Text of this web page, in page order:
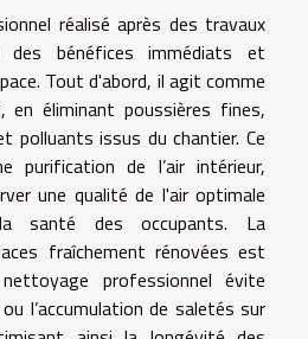
réalisé après des travaux
bénéfices immédiats et
Tout d'abord, il agit comme
en éliminant poussières fines,
polluants issus du chantier. Ce
purification de l’air intérieur,
une qualité de l'air optimale
santé des occupants. La
fraîchement rénovées est
professionnel évite
l’accumulation de saletés sur